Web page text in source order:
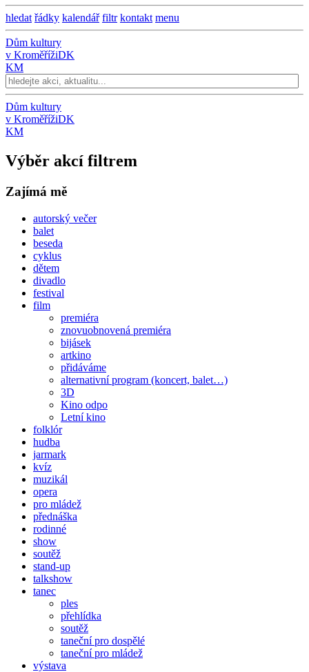
hledat řádky kalendář filtr kontakt menu
Dům kultury
v KroměřížiDK
KM
Dům kultury
v KroměřížiDK
KM
Výběr akcí filtrem
Zajímá mě
autorský večer
balet
beseda
cyklus
dětem
divadlo
festival
film
premiéra
znovuobnovená premiéra
bijásek
artkino
přidáváme
alternativní program (koncert, balet…)
3D
Kino odpo
Letní kino
folklór
hudba
jarmark
kvíz
muzikál
opera
pro mládež
přednáška
rodinné
show
soutěž
stand-up
talkshow
tanec
ples
přehlídka
soutěž
taneční pro dospělé
taneční pro mládež
výstava